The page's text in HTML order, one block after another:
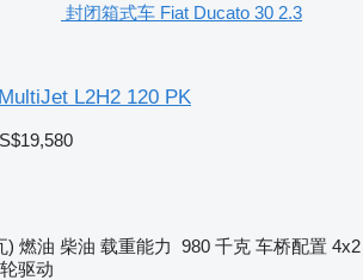
封闭箱式车 Fiat Ducato 30 2.3
L2H2 120 PK
) 燃油 柴油 载重能力 980 千克 车桥配置 4x2
驱动